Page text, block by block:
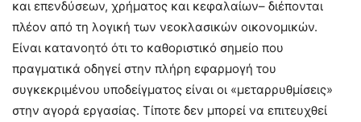
και επενδύσεων, χρήματος και κεφαλαίων– διέπονται
πλέον από τη λογική των νεοκλασικών οικονομικών.
Είναι κατανοητό ότι το καθοριστικό σημείο που
πραγματικά οδηγεί στην πλήρη εφαρμογή του
συγκεκριμένου υποδείγματος είναι οι «μεταρρυθμίσεις»
στην αγορά εργασίας. Τίποτε δεν μπορεί να επιτευχθεί